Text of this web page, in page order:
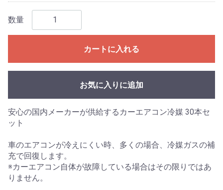
数量
カートに入れる
お気に入りに追加
安心の国内メーカーが供給するカーエアコン冷媒 30本セ
ット
車のエアコンが冷えにくい時、多くの場合、冷媒ガスの補
充で回復します。
※カーエアコン自体が故障している場合はその限りではあ
りません。